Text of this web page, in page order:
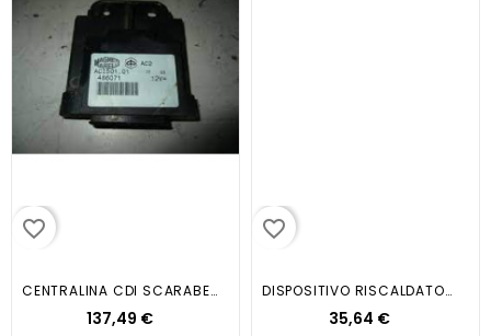
favorite_border
CENTRALINA CDI SCARABEO SPORT CITY
137,49 €
favorite_border
DISPOSITIVO RISCALDATORE...
35,64 €